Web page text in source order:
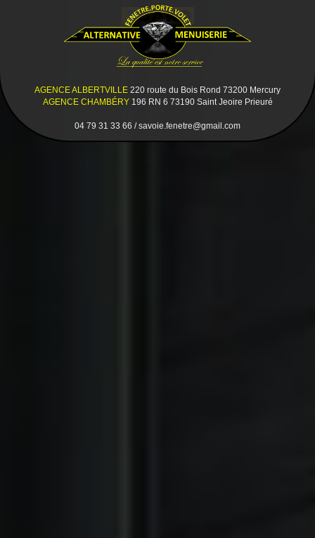
AGENCE ALBERTVILLE 220 route du Bois Rond 73200 Mercury
AGENCE CHAMBÉRY196 RN 6 73190 Saint Jeoire Prieuré
04 79 31 33 66 / savoie.fenetre@gmail.com